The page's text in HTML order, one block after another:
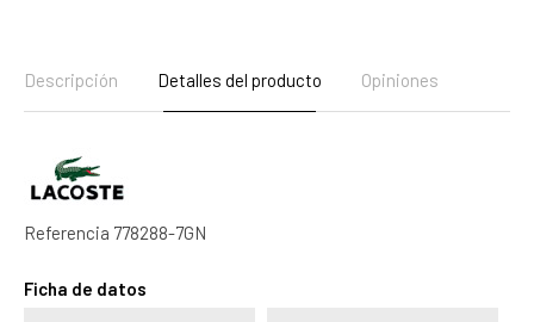
Descripción Detalles del producto Opiniones
Referencia 778288-7GN
Ficha de datos